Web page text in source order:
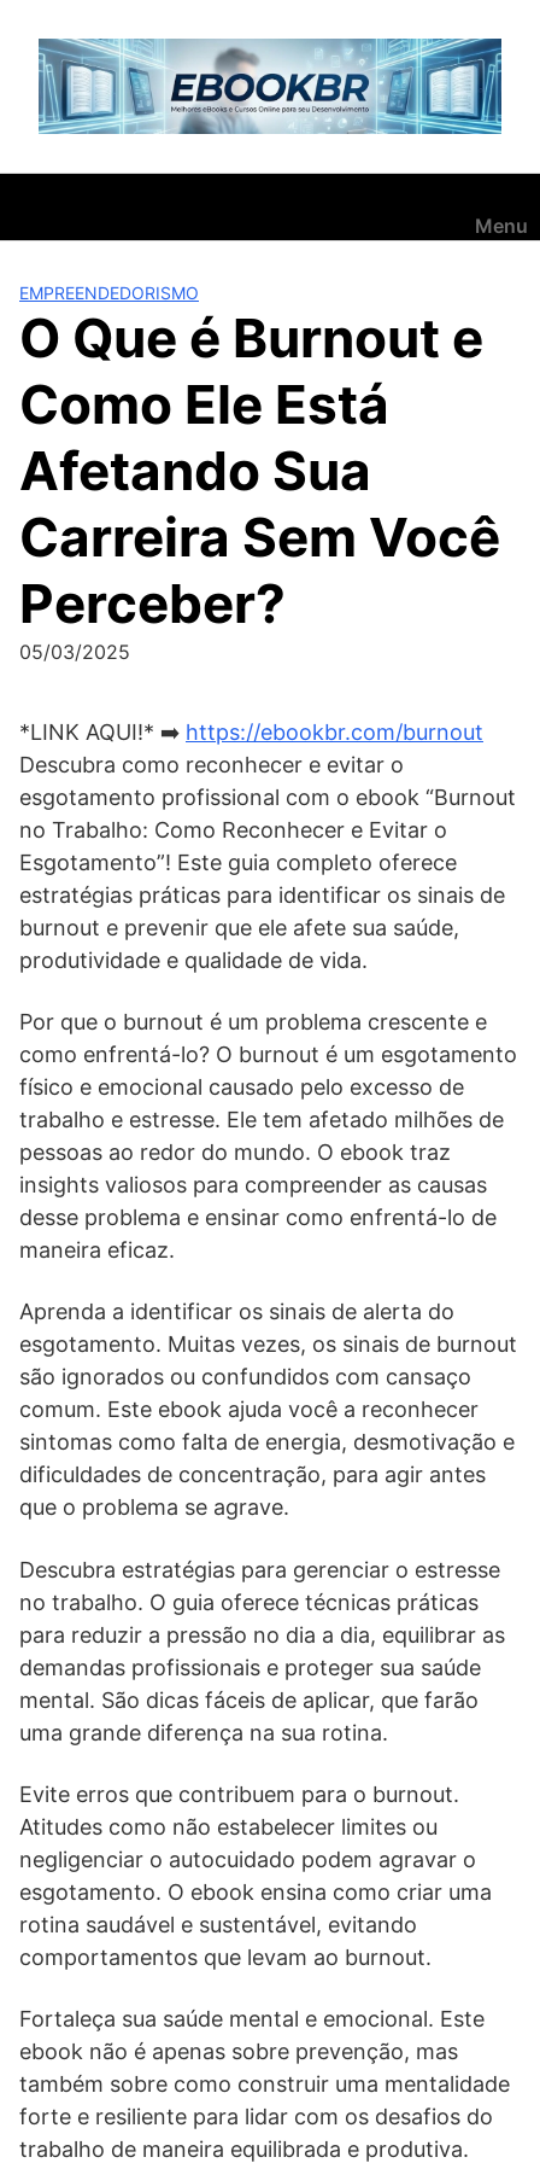
para
conteúdo
Menu
EMPREENDEDORISMO
O Que é Burnout e
Como Ele Está
Afetando Sua
Carreira Sem Você
Perceber?
05/03/2025
*LINK AQUI!* ➡️ https://ebookbr.com/burnout
Descubra como reconhecer e evitar o
esgotamento profissional com o ebook “Burnout
no Trabalho: Como Reconhecer e Evitar o
Esgotamento”! Este guia completo oferece
estratégias práticas para identificar os sinais de
burnout e prevenir que ele afete sua saúde,
produtividade e qualidade de vida.
Por que o burnout é um problema crescente e
como enfrentá-lo? O burnout é um esgotamento
físico e emocional causado pelo excesso de
trabalho e estresse. Ele tem afetado milhões de
pessoas ao redor do mundo. O ebook traz
insights valiosos para compreender as causas
desse problema e ensinar como enfrentá-lo de
maneira eficaz.
Aprenda a identificar os sinais de alerta do
esgotamento. Muitas vezes, os sinais de burnout
são ignorados ou confundidos com cansaço
comum. Este ebook ajuda você a reconhecer
sintomas como falta de energia, desmotivação e
dificuldades de concentração, para agir antes
que o problema se agrave.
Descubra estratégias para gerenciar o estresse
no trabalho. O guia oferece técnicas práticas
para reduzir a pressão no dia a dia, equilibrar as
demandas profissionais e proteger sua saúde
mental. São dicas fáceis de aplicar, que farão
uma grande diferença na sua rotina.
Evite erros que contribuem para o burnout.
Atitudes como não estabelecer limites ou
negligenciar o autocuidado podem agravar o
esgotamento. O ebook ensina como criar uma
rotina saudável e sustentável, evitando
comportamentos que levam ao burnout.
Fortaleça sua saúde mental e emocional. Este
ebook não é apenas sobre prevenção, mas
também sobre como construir uma mentalidade
forte e resiliente para lidar com os desafios do
trabalho de maneira equilibrada e produtiva.